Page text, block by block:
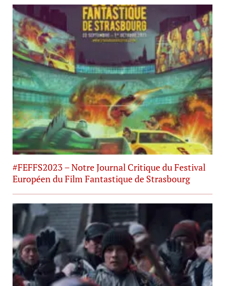
#FEFFS2023 – Notre Journal Critique du Festival
Européen du Film Fantastique de Strasbourg